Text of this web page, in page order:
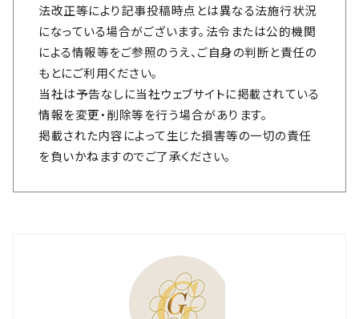
法改正等により記事投稿時点とは異なる法施行状況
になっている場合がございます。法令または公的機関
による情報等をご参照のうえ、ご自身の判断と責任の
もとにご利用ください。
当社は予告なしに当社ウェブサイトに掲載されている
情報を変更・削除等を行う場合があります。
掲載された内容によって生じた損害等の一切の責任
を負いかねますのでご了承ください。